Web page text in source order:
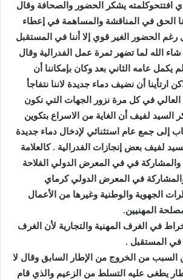
افتتحوكلمته يشكر الحضور والصحافة وقال
2011 أعطانا الحق في المناقشة والمساهمة في إعطاء
رغم الحضور الغير قوي إلا أننا في المستقبل
الله لما تضهر ثمرة عمل الفدرالية وقال
يكمل عامه الثاني بعد وكان بإمكاننا أن
ارتأينا أن نضيف دماء جديدة لاننا نتفاجأ
في كل مرة نزور الجهات التي نكون
السيد لفيف أن الغاية من الاسراع بتكوين
إلى جمع عام استثنائي لإدخال دماء جديدة
لفيف بعض إنجازات الفدرالية . كالعلامة
والمشاركة في في المعرض الدولي الفلاحة
في المعرض الدولي كرماي
الجهوية والوطنية وغيرها من الأعمال
المهنيين.
في الغرف المهنية والتجارية لأن الغرف
في المستقبل .
السبب من الخروج من الإطار السابق وقال لا
يطغى عليه التسلط من الزعيم والذي قام